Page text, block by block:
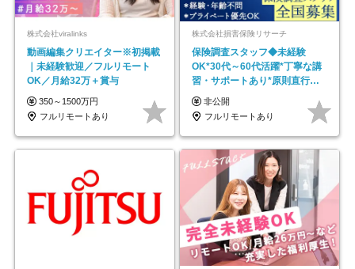
株式会社viralinks
動画編集クリエイター※初掲載
｜未経験歓迎／フルリモート
OK／月給32万＋賞与
350～1500万円
フルリモートあり
株式会社損害保険リサーチ
保険調査スタッフ◆未経験
OK*30代～60代活躍*丁寧な講
習・サポートあり*原則直行直
帰／全国募集・業務委託
非公開
フルリモートあり